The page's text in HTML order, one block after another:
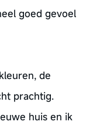
goed gevoel
de
prachtig.
huis en ik